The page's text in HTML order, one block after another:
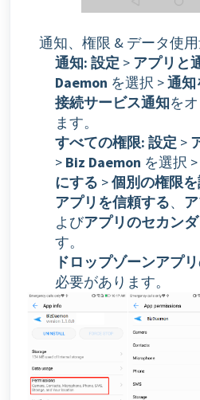
通知、権限 & データ使
通知: 設定 > アプリと
Daemon を選択 >通知
接続サービス通知を
ます。
すべての権限: 設定 >
> Biz Daemon を選択 >
にする >個別の権限
アプリを信頼する、
よびアプリのセカン
す。
ドロップゾーンアプリ
必要があります。